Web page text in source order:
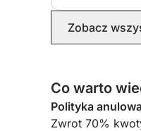
Zobacz
Co warto
Polityka
Zwrot 70%